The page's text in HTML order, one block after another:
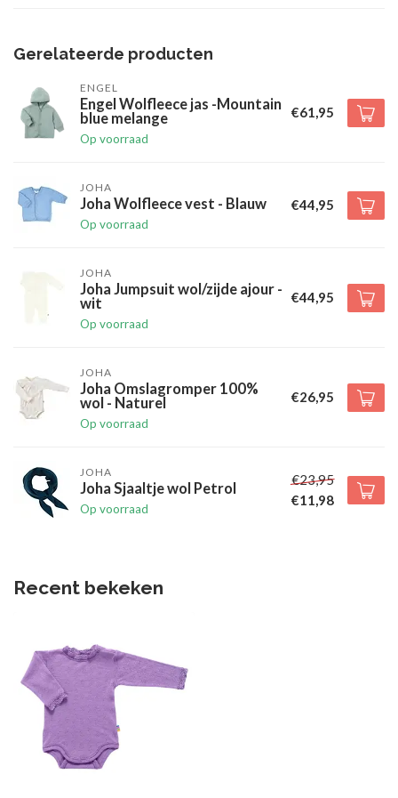
Gerelateerde producten
ENGEL
Engel Wolfleece jas -Mountain
blue melange
Op voorraad
€61,95
JOHA
Joha Wolfleece vest - Blauw
Op voorraad
€44,95
JOHA
Joha Jumpsuit wol/zijde ajour -
wit
Op voorraad
€44,95
JOHA
Joha Omslagromper 100%
wol - Naturel
Op voorraad
€26,95
JOHA
Joha Sjaaltje wol Petrol
Op voorraad
€23,95
€11,98
Recent bekeken